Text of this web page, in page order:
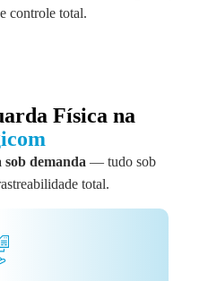
controle total.
Física na
demanda — tudo sob
total.